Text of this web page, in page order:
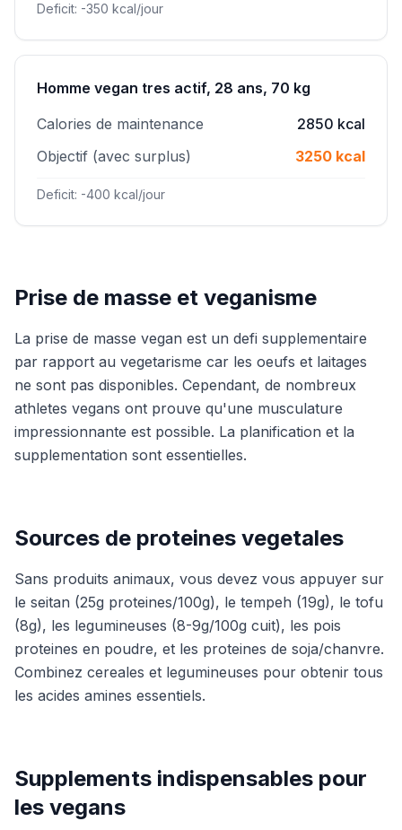
Deficit: -350 kcal/jour
Homme vegan tres actif, 28 ans, 70 kg
Calories de maintenance
2850 kcal
Objectif (avec surplus)
3250 kcal
Deficit: -400 kcal/jour
Prise de masse et veganisme
La prise de masse vegan est un defi supplementaire
par rapport au vegetarisme car les oeufs et laitages
ne sont pas disponibles. Cependant, de nombreux
athletes vegans ont prouve qu'une musculature
impressionnante est possible. La planification et la
supplementation sont essentielles.
Sources de proteines vegetales
Sans produits animaux, vous devez vous appuyer sur
le seitan (25g proteines/100g), le tempeh (19g), le tofu
(8g), les legumineuses (8-9g/100g cuit), les pois
proteines en poudre, et les proteines de soja/chanvre.
Combinez cereales et legumineuses pour obtenir tous
les acides amines essentiels.
Supplements indispensables pour
les vegans